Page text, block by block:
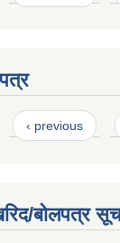
‹ previous
बोलपत्र